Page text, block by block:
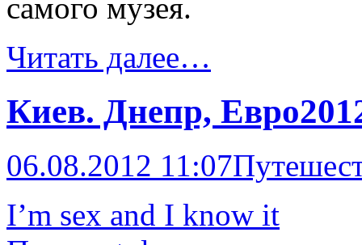
самого музея.
Читать далее…
Киев. Днепр,
06.08.2012 11:07
I’m sex and I know it